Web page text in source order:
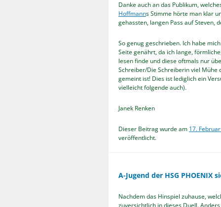
Danke auch an das Publikum,
Hoffmanns Stimme hörte man klar
gehassten, langen Pass auf Steven,
So genug geschrieben. Ich habe
Seite genährt, da ich lange,
lesen finde und diese oftmals nur
Schreiber/Die Schreiberin viel Mühe
gemeint ist! Dies ist lediglich ein
vielleicht folgende auch).
Janek Renken
Dieser Beitrag wurde am 17.
veröffentlicht.
A-Jugend der HSG PHOENIX
Nachdem das Hinspiel zuhause,
zuversichtlich in dieses Duell.